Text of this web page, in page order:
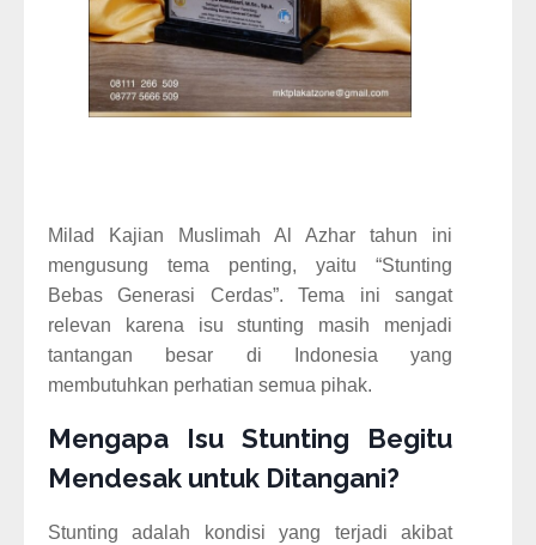
Milad Kajian Muslimah Al Azhar tahun ini
mengusung tema penting, yaitu “Stunting
Bebas Generasi Cerdas”. Tema ini sangat
relevan karena isu stunting masih menjadi
tantangan besar di Indonesia yang
membutuhkan perhatian semua pihak.
Mengapa Isu Stunting Begitu
Mendesak untuk Ditangani?
Stunting adalah kondisi yang terjadi akibat